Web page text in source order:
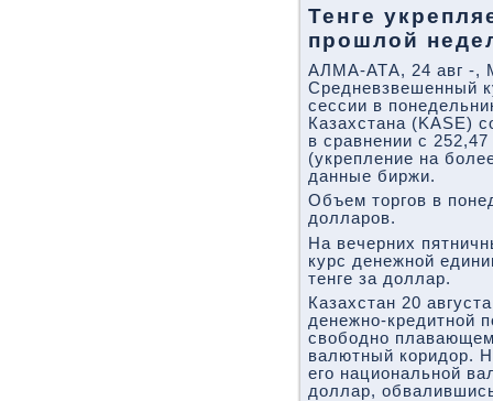
Тенге
прошлой
АЛМА-АТА, 24 авг -,
Средневзвешенный
сессии в
Казахстана (KASE)
в сравнении с
(укрепление на
данные биржи.
Объем торгов в
долларов.
На вечерних
курс денежной
тенге за доллар.
Казахстан 20
денежно-кредитной
свободно
валютный коридор.
его национальной
доллар,